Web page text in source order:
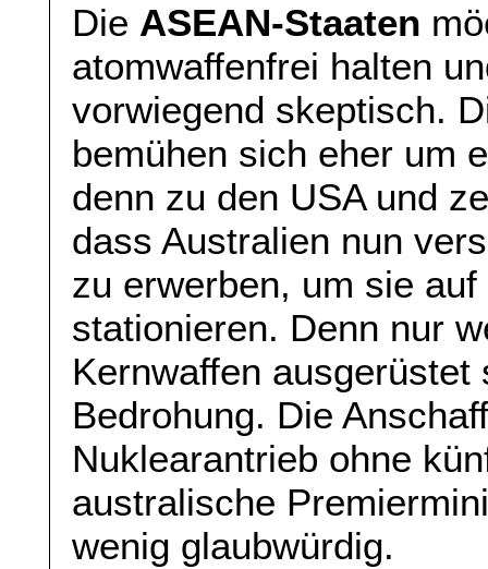
Die ASEAN-Staaten
atomwaffenfrei halten
vorwiegend skeptisch.
bemühen sich eher um
denn zu den USA und
dass Australien nun
zu erwerben, um sie
stationieren. Denn nur
Kernwaffen
Bedrohung. Die
Nuklearantrieb ohne
australische
wenig glaubwürdig.